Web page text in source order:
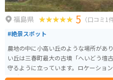
福島県 5 （口コミ1
#絶景スポット
農地の中に小高い丘のような場所があ
い丘は三春町最大の古墳「へいどう壇
守るように立っています。ロケーショ
場所となっています。